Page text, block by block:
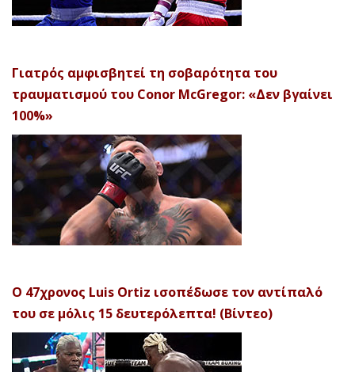
Γιατρός αμφισβητεί τη σοβαρότητα του
τραυματισμού του Conor McGregor: «Δεν βγαίνει
100%»
Ο 47χρονος Luis Ortiz ισοπέδωσε τον αντίπαλό
του σε μόλις 15 δευτερόλεπτα! (Βίντεο)